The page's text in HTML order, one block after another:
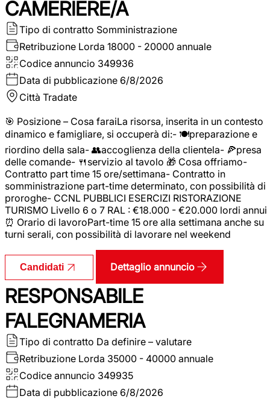
CAMERIERE/A
Tipo di contratto Somministrazione
Retribuzione Lorda 18000 - 20000 annuale
Codice annuncio 349936
Data di pubblicazione 6/8/2026
Città Tradate
🎯 Posizione – Cosa faraiLa risorsa, inserita in un contesto
dinamico e famigliare, si occuperà di:- 🍽️preparazione e
riordino della sala- 👥accoglienza della clientela- 🍕presa
delle comande- 🍴servizio al tavolo 🎁 Cosa offriamo-
Contratto part time 15 ore/settimana- Contratto in
somministrazione part-time determinato, con possibilità di
proroghe- CCNL PUBBLICI ESERCIZI RISTORAZIONE
TURISMO Livello 6 o 7 RAL : €18.000 - €20.000 lordi annui
⏰ Orario di lavoroPart-time 15 ore alla settimana anche su
turni serali, con possibilità di lavorare nel weekend
Candidati Dettaglio annuncio
RESPONSABILE
FALEGNAMERIA
Tipo di contratto Da definire – valutare
Retribuzione Lorda 35000 - 40000 annuale
Codice annuncio 349935
Data di pubblicazione 6/8/2026